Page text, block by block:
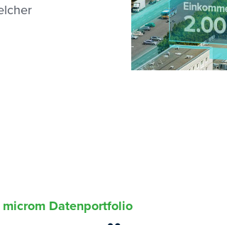
microm Datenportfolio